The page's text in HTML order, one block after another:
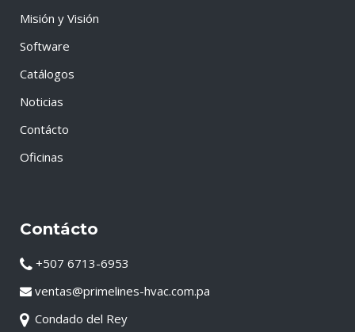
Misión y Visión
Software
Catálogos
Noticias
Contácto
Oficinas
Contácto
+507 6713-6953
ventas@primelines-hvac.com.pa
Condado del Rey